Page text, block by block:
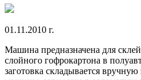
01.11.2010 г.
Машина предназначена для
слойного гофрокартона в
заготовка складывается